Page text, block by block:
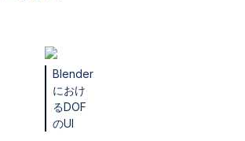
Blender
におけ
るDOF
のUI